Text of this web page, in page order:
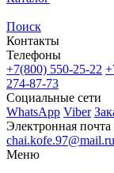
Поиск
Контакты
Телефоны
+7(800) 550-25-22
274-87-73
Социальные сети
WhatsApp Viber
Электронная почта
chai.kofe.97@mail.ru
Меню